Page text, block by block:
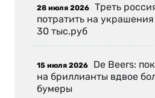
28 июля 2026 Треть
потратить на
30 тыс.руб
15 июля 2026 De Beers:
на бриллианты вдвое
бумеры